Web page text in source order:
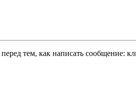
перед тем, как написать сообщение: